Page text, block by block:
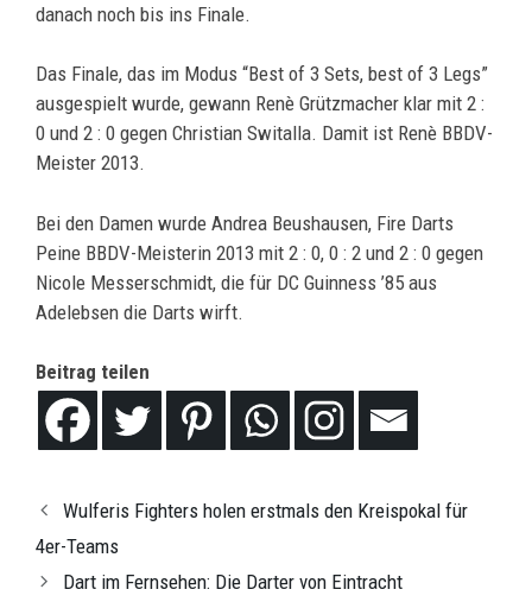
danach noch bis ins Finale.
Das Finale, das im Modus “Best of 3 Sets, best of 3 Legs”
ausgespielt wurde, gewann Renè Grützmacher klar mit 2 :
0 und 2 : 0 gegen Christian Switalla. Damit ist Renè BBDV-
Meister 2013.
Bei den Damen wurde Andrea Beushausen, Fire Darts
Peine BBDV-Meisterin 2013 mit 2 : 0, 0 : 2 und 2 : 0 gegen
Nicole Messerschmidt, die für DC Guinness ’85 aus
Adelebsen die Darts wirft.
Beitrag teilen
Wulferis Fighters holen erstmals den Kreispokal für
4er-Teams
Dart im Fernsehen: Die Darter von Eintracht